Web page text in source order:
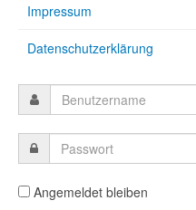
Impressum
Datenschutzerklärung
Angemeldet bleiben